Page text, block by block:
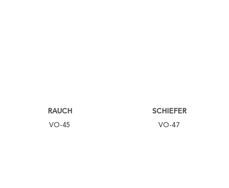
RAUCH
VO-45
SCHIEFER
VO-47